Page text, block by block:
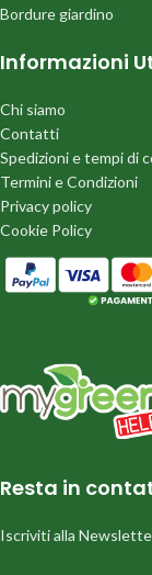
Bordure giardino
Informazioni
Chi siamo
Contatti
Spedizioni e tempi di
Termini e Condizioni
Privacy policy
Cookie Policy
Resta in
Iscriviti alla